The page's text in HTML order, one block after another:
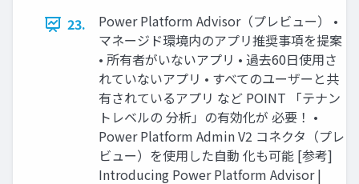
23.
Power Platform Advisor（プレビュー） •
マネージド環境内のアプリ推奨事項を提案
• 所有者がいないアプリ • 過去60日使用さ
れていないアプリ • すべてのユーザーと共
有されているアプリ など POINT 「テナン
トレベルの 分析」の有効化が 必要！ •
Power Platform Admin V2 コネクタ（プレ
ビュー）を使用した自動 化も可能 [参考]
Introducing Power Platform Advisor |